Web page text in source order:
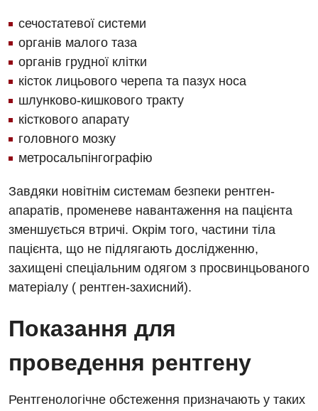
Вакансии
Мероприятия БПР
Интернатура
Бесплатные операции
Энциклопедия
Отзывы
Видео
Диагностика
Ангиографические исследования
Диагностическое отделение
Компьютерная томография
Нейросонография
Рентгенография
Гинекологическое отделение
Диагностическое отделение
Дневной стационар
Онкологическое отделение
сечостатевої системи
органів малого таза
органів грудної клітки
кісток лицьового черепа та пазух носа
шлунково-кишкового тракту
кісткового апарату
головного мозку
метросальпінгографію
Завдяки новітнім системам безпеки рентген-
апаратів, променеве навантаження на пацієнта
зменшується втричі. Окрім того, частини тіла
пацієнта, що не підлягають дослідженню,
захищені спеціальним одягом з просвинцьованого
матеріалу ( рентген-захисний).
Показання для
проведення рентгену
Рентгенологічне обстеження призначають у таких